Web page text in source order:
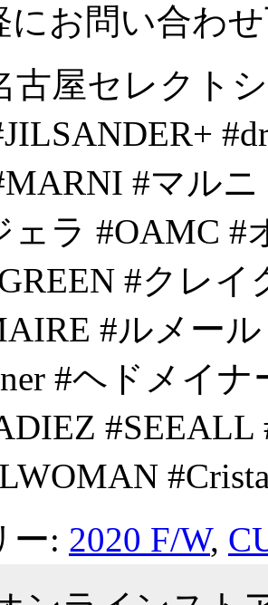
にお問い合わ
古屋セレクト
#マル
ェラ #OAMC #
#クレ
#ルメー
#ヘドメイナ
ー: 2020 F/W,